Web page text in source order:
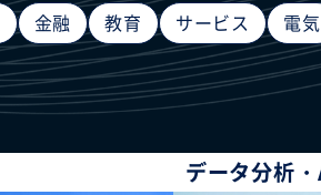
金融 教育 サービス 電気
データ分析